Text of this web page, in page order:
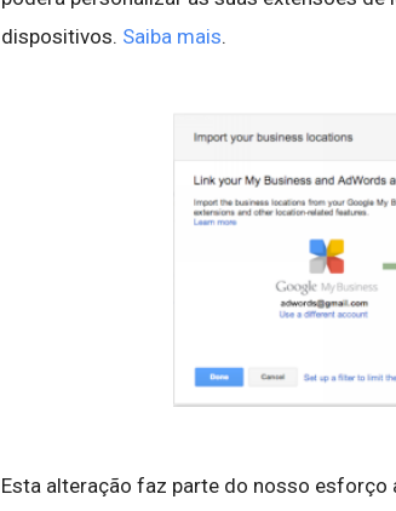
dispositivos. Saiba mais.
Esta alteração faz parte do nosso esforço